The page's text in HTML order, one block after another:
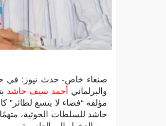
صنعاء خاص- حدث نيوز: في
والبرلماني أحمد سيف حاشد
مؤلفه “فضاء لا يتسع لطائر”
حاشد للسلطات الحوثية،